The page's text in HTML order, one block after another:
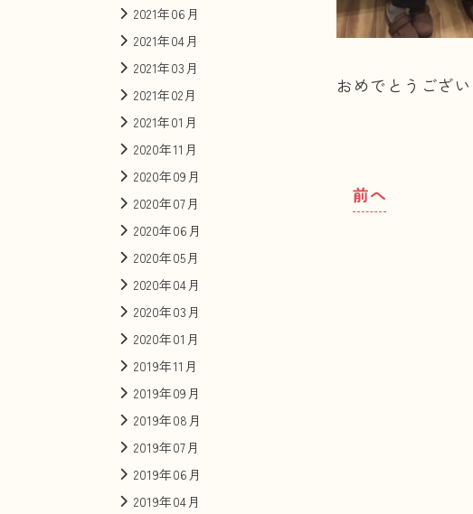
おめでとうござい
前へ
2021年06月
2021年04月
2021年03月
2021年02月
2021年01月
2020年11月
2020年09月
2020年07月
2020年06月
2020年05月
2020年04月
2020年03月
2020年01月
2019年11月
2019年09月
2019年08月
2019年07月
2019年06月
2019年04月